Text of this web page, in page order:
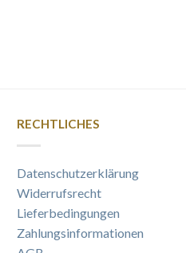
RECHTLICHES
Datenschutzerklärung
Widerrufsrecht
Lieferbedingungen
Zahlungsinformationen